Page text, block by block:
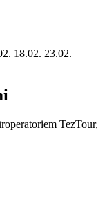
18.02. 23.02.
TezTour,